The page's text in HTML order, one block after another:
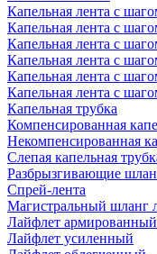
Капельная лента с
Капельная лента с
Капельная лента с
Капельная лента с
Капельная лента с
Капельная лента с
Капельная трубка
Компенсированная
Некомпенсированная
Слепая капельная
Разбрызгивающие
Спрей-лента
Магистральный шланг
Лайфлет армированный
Лайфлет усиленный